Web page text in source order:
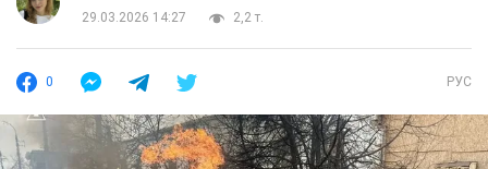
29.03.2026 14:27
2,2 т.
0 РУС